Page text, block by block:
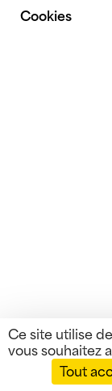
Ce site utilise
vous souhaitez
Tout
Cookies